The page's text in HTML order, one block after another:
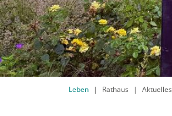
Leben Rathaus Aktuelles